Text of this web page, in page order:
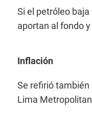
Si el petróleo
aportan al fondo
Inflación
Se refirió también
Lima